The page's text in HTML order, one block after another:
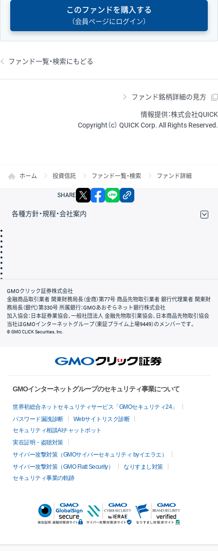
このファンドを購入する
（会員ページにログイン）
ファンド一覧・検索にもどる
ファンド銘柄詳細の見方
情報提供：株式会社QUICK
Copyright（c） QUICK Corp. All Rights Reserved.
ホーム 投資信託 ファンド一覧・検索 ファンド詳細
SHARE X facebook
各種方針・規程・会社案内
会社案内
GMOクリック証券株式会社
金融商品取引業者 関東財務局長（金商）第77号 商品先物取引業者 銀行代理業者 関東財
務局長（銀代）第330号 所属銀行：GMOあおぞらネット銀行株式会社
加入協会：日本証券業協会、一般社団法人 金融先物取引業協会、日本商品先物取引協会
当社はGMOインターネットグループ（東証プライム上場9449）のメンバーです。
© GMO CLICK Securities, Inc.
GMOインターネットグループのセキュリティ事業について
世界初総合ネットセキュリティサービス「GMOセキュリティ24」
パスワード漏洩診断
Webサイトリスク診断
セキュリティ相談AIチャットボット
実在証明・盗聴対策
サイバー攻撃対策（GMOサイバーセキュリティ byイエラエ）
サイバー攻撃対策（GMO Flatt Security）
なりすまし対策
セキュリティ事業の軌跡